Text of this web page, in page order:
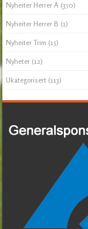
Nyheiter Herrer A (350)
Nyheiter Herrer B (1)
Nyheiter Trim (15)
Nyheter (12)
Ukategorisert (113)